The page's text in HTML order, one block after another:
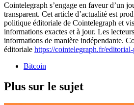
Cointelegraph s’engage en faveur d’un
transparent. Cet article d’actualité est
politique éditoriale de Cointelegraph et
informations exactes et à jour. Les
informations de manière indépendante.
éditoriale https://cointelegraph.fr/
Bitcoin
Plus sur le sujet